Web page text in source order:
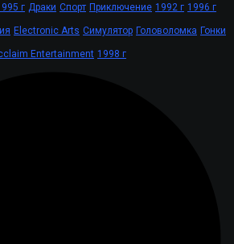
г Драки Спорт Приключение 1992 г 1996 г
Electronic Arts Симулятор Головоломка Гонки
Entertainment 1998 г